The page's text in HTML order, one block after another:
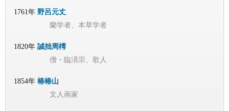
1761年 野呂元丈
蘭学者、本草学者
1820年 誠拙周樗
僧・臨済宗、歌人
1854年 椿椿山
文人画家